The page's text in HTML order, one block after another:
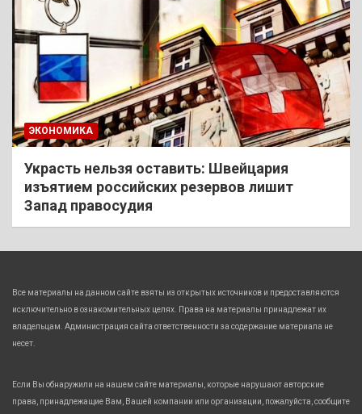
ЭКОНОМИКА
Украсть нельзя оставить: Швейцария
изъятием российских резервов лишит
Запад правосудия
Все материалы на данном сайте взяты из открытых источников и предоставляются
исключительно в ознакомительных целях. Права на материалы принадлежат их
владельцам. Администрация сайта ответственности за содержание материала не
несет.
Если Вы обнаружили на нашем сайте материалы, которые нарушают авторские
права, принадлежащие Вам, Вашей компании или организации, пожалуйста, сообщите